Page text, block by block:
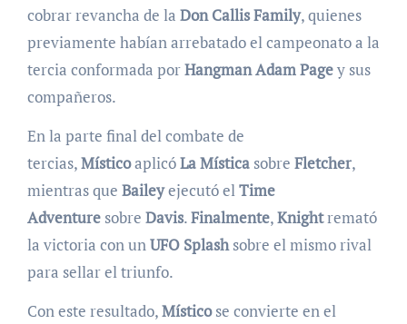
cobrar revancha de la Don CallisFamily, quienes
previamente habían arrebatado el campeonato a la
tercia conformada porHangmanAdamPagey sus
compañeros.
En la parte final del combate de
tercias,MísticoaplicóLa Místicasobre Fletcher,
mientras que Baileyejecutó elTime
Adventuresobre Davis.Finalmente,Knightremató
la victoria con unUFO Splashsobre el mismo rival
para sellar el triunfo.
Con este resultado,Místicose convierte en el